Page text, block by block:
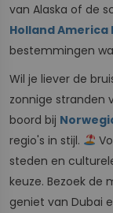
van Alaska of de
Holland America
bestemmingen
Wil je liever de
zonnige stranden
boord bij
regio's in stijl.
steden en
keuze. Bezoek de
geniet van Dubai